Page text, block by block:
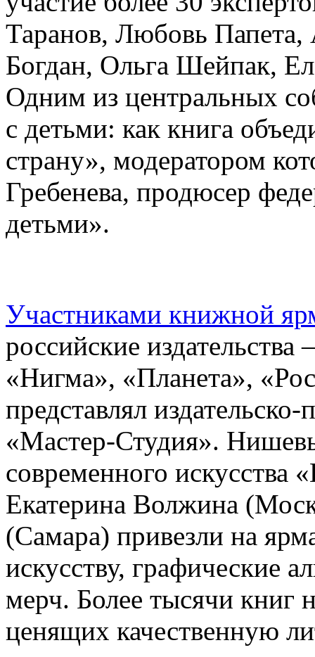
Таранов, Любовь
Богдан, Ольга Шейпак,
Одним из центральных
с детьми: как книга
страну», модератором
Гребенева, продюсер
детьми».
Участниками книжной
российские
«Нигма», «Планета»,
представлял
«Мастер-Студия».
современного
Екатерина Волжина
(Самара) привезли на
искусству, графические
мерч. Более тысячи книг
ценящих качественную